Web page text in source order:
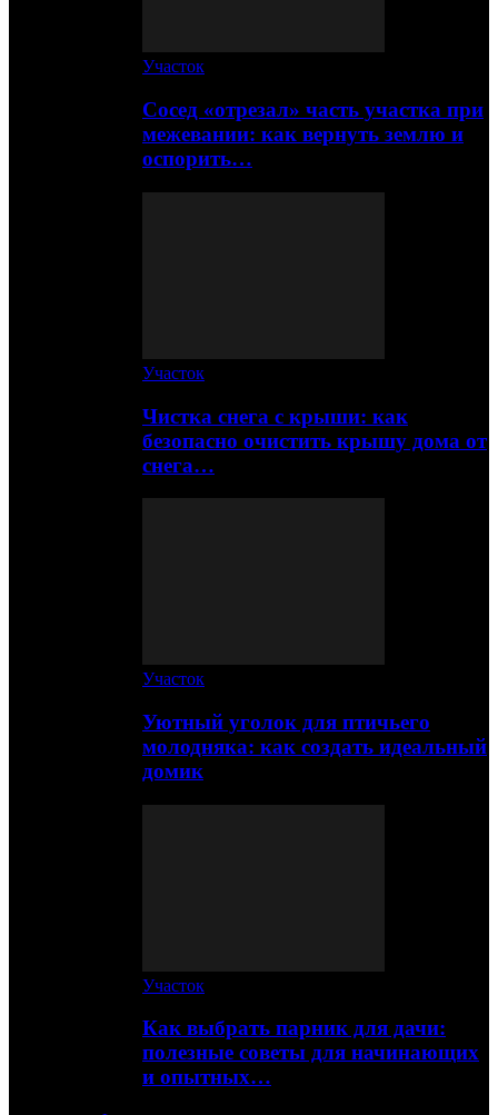
Участок
Сосед «отрезал» часть участка при
межевании: как вернуть землю и
оспорить…
Участок
Чистка снега с крыши: как
безопасно очистить крышу дома от
снега…
Участок
Уютный уголок для птичьего
молодняка: как создать идеальный
домик
Участок
Как выбрать парник для дачи:
полезные советы для начинающих
и опытных…